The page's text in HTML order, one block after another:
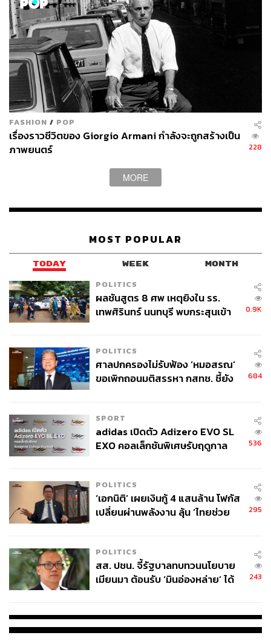
Ezekiel Sims (รับบทโดย Tahar Rahim)
Ezekiel Sims ตัวร้ายหลักของภาพยนตร์เรื่อง
หนังสือAmazing Spider-Man #30โดยสองนักเขียน J.
ธุรกิจผู้ร่ำรวยที่ค้นพบตำนานเล่าขานของ Kwaku Anansi
ชาวกานาที่มีชีวิตอยู่ในแอฟริกาตะวันตกในหลายศตวรรษ
ก่อน Kwaku Anansi ได้ทำสัญญากับเทพแห่งท้องฟ้านาม
Nyame เพื่อให้ได้รับพลังแห่งปัญญา โดยแลกมากับการเป็น
ผู้รับใช้ชั่วนิรันดร์ และเงื่อนไขที่ไม่อาจปฏิเสธผู้คนที่มาขอ
ความช่วยเหลือได้ อีกทั้งพลังของ Kwaku Anansi จะได้รับ
Ezekiel ที่เชื่อว่าตำนานดังกล่าวมีอยู่จริงจึงพยายามทำทุกวิถี
ทางเพื่อให้ได้ครอบครองพลังของ Anansi มาไว้กับตัว เพื่อ
สร้างผลประโยชน์และความมั่งคั่งให้กับตัวเอง โดย Ezekiel
ในทุกๆ ด้าน ทั้งพละกำลังที่เหนือมนุษย์ ความสามารถในการ
ปีนป่าย และพลัง Spider-Senses ส่วนจุดที่แตกต่างกันคือ
Ezekiel จะไม่มีเครื่องยิงใยแมงมุมและสิ่งประดิษฐ์อื่นๆ
Sims มีความเชื่อมโยงกับผู้เป็นแม่ของ Cassandra ที่เคยเดิน
ทางไปค้นคว้าเรื่องแมงมุมในป่าแอมะซอน ก่อนที่ในตัวอย่าง
FASHION / POP
เรื่องราวชีวิตของ Giorgio Armani กำลังจะถูกสร้างเป็น
ภาพยนตร์
228
MORE
MOST POPULAR
TODAY WEEK MONTH
POLITICS
ผลชันสูตร 8 ศพ เหตุยิงใน รร.
เทพศิรินทร์ นนทบุรี พบกระสุนเข้า
0.9K
POLITICS
ศาลปกครองไม่รับฟ้อง ‘หมอสรณ’
ขอเพิกถอนมติสรรหา กสทช. ชี้ยัง
684
SPORT
adidas เปิดตัว Adizero EVO SL
EXO คอลเล็กชันพิเศษรับฤดูกาล
536
POLITICS
‘เอกนิติ’ เผยเงินกู้ 4 แสนล้าน โฟกัส
เปลี่ยนผ่านพลังงาน ลุ้น ‘ไทยช่วย
295
POLITICS
สส. ปชน. จี้รัฐบาลทบทวนนโยบาย
เมียนมา ต้อนรับ ‘มินอ่องหล่าย’ ได้
243